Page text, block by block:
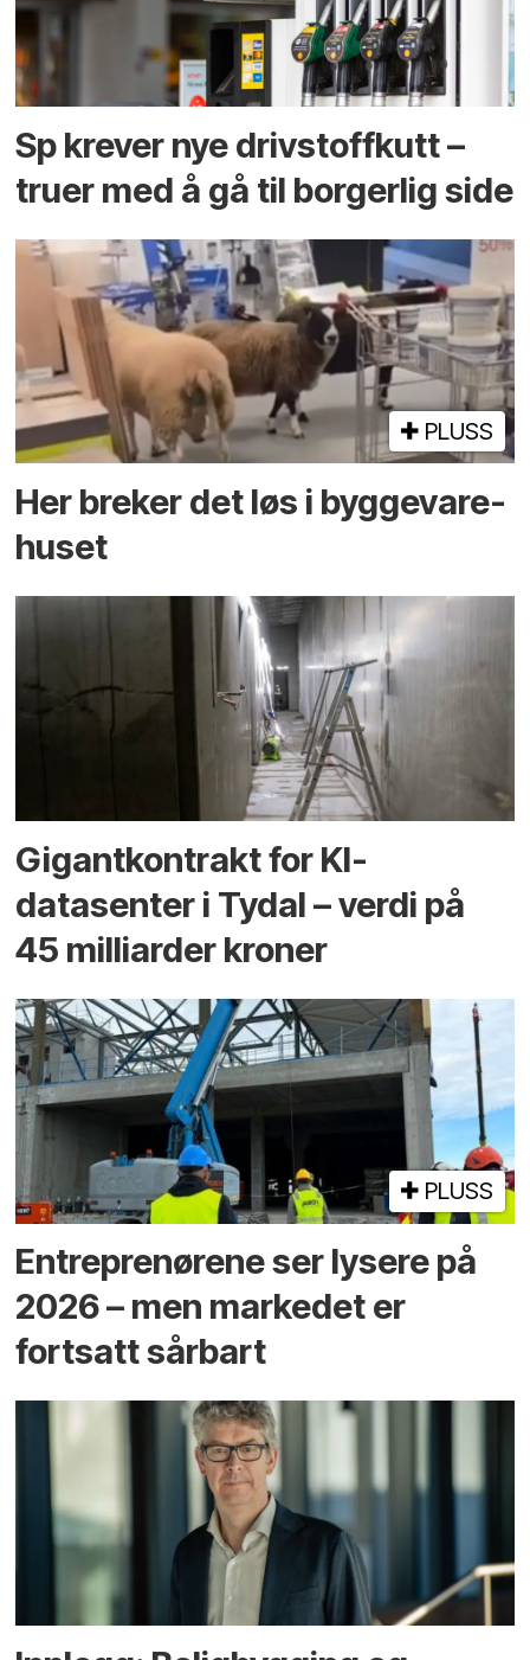
Sp krever nye drivstoffkutt –
truer med å gå til borgerlig side
PLUSS
Her breker det løs i bygge­vare­
huset
Gigantkontrakt for KI-
datasenter i Tydal – verdi på
45 milliarder kroner
PLUSS
Entreprenørene ser lysere på
2026 – men markedet er
fortsatt sårbart